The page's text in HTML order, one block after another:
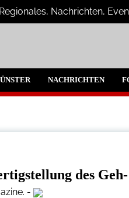
Nachrichten,
Szene
Nachrichten
NACHRICHTEN
des
-